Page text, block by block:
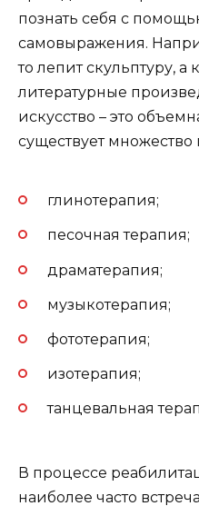
познать себя с
самовыражения.
то лепит скульптуру, а
литературные
искусство – это
существует
глинотерапия;
песочная терапия;
драматерапия;
музыкотерапия;
фототерапия;
изотерапия;
танцевальная
В процессе
наиболее часто